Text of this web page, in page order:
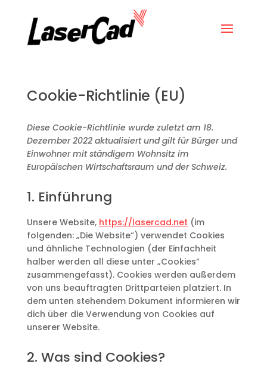
Cookie-Richtlinie (EU)
Diese Cookie-Richtlinie wurde zuletzt am 18.
Dezember 2022 aktualisiert und gilt für Bürger und
Einwohner mit ständigem Wohnsitz im
Europäischen Wirtschaftsraum und der Schweiz.
1. Einführung
Unsere Website, https://lasercad.net (im
folgenden: „Die Website“) verwendet Cookies
und ähnliche Technologien (der Einfachheit
halber werden all diese unter „Cookies“
zusammengefasst). Cookies werden außerdem
von uns beauftragten Drittparteien platziert. In
dem unten stehendem Dokument informieren wir
dich über die Verwendung von Cookies auf
unserer Website.
2. Was sind Cookies?